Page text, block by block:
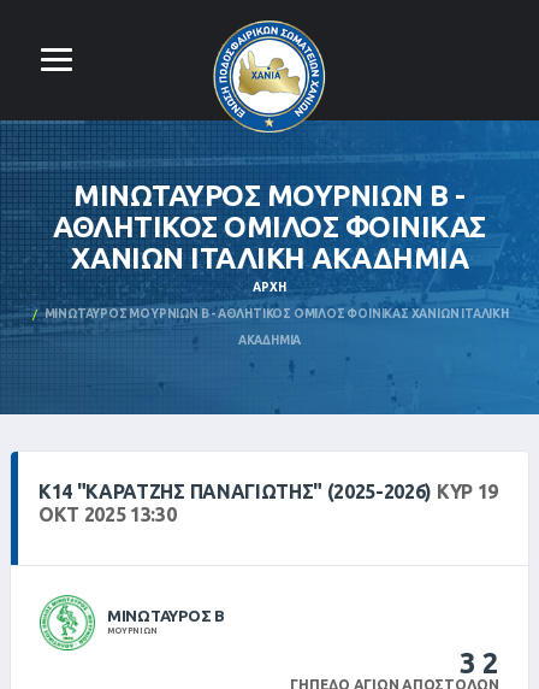
ΜΙΝΩΤΑΥΡΟΣ ΜΟΥΡΝΙΩΝ Β -
ΑΘΛΗΤΙΚΟΣ ΟΜΙΛΟΣ ΦΟΙΝΙΚΑΣ
ΧΑΝΙΩΝ ΙΤΑΛΙΚΗ ΑΚΑΔΗΜΙΑ
ΑΡΧΉ
ΜΙΝΩΤΑΥΡΟΣ ΜΟΥΡΝΙΩΝ Β - ΑΘΛΗΤΙΚΟΣ ΟΜΙΛΟΣ ΦΟΙΝΙΚΑΣ ΧΑΝΙΩΝ ΙΤΑΛΙΚΗ
ΑΚΑΔΗΜΙΑ
Κ14 "ΚΑΡΑΤΖΉΣ ΠΑΝΑΓΙΏΤΗΣ" (2025-2026) ΚΥΡ 19
ΟΚΤ 2025 13:30
ΜΙΝΩΤΑΥΡΟΣ Β
ΜΟΥΡΝΙΩΝ
32
ΓΉΠΕΔΟ ΑΓΊΩΝ ΑΠΟΣΤΌΛΩΝ